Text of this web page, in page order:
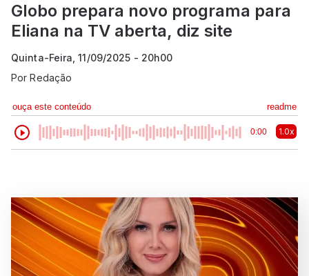
Globo prepara novo programa para
Eliana na TV aberta, diz site
Quinta-Feira, 11/09/2025 - 20h00
PorRedação
ouça este conteúdo readme
0:00 1.0x